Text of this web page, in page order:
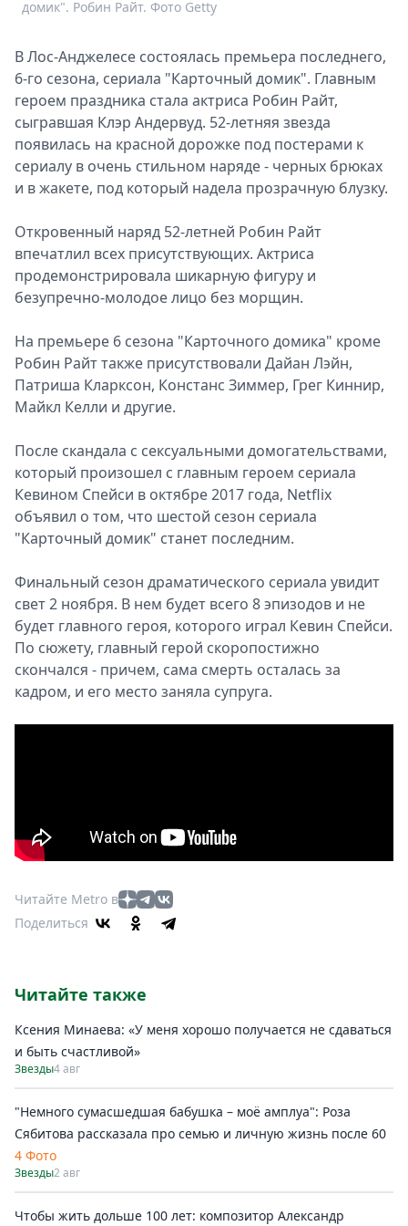
домик". Робин Райт. Фото Getty
В Лос-Анджелесе состоялась премьера последнего,
6-го сезона, сериала "Карточный домик". Главным
героем праздника стала актриса Робин Райт,
сыгравшая Клэр Андервуд. 52-летняя звезда
появилась на красной дорожке под постерами к
сериалу в очень стильном наряде - черных брюках
и в жакете, под который надела прозрачную блузку.
Откровенный наряд 52-летней Робин Райт
впечатлил всех присутствующих. Актриса
продемонстрировала шикарную фигуру и
безупречно-молодое лицо без морщин.
На премьере 6 сезона "Карточного домика" кроме
Робин Райт также присутствовали Дайан Лэйн,
Патриша Кларксон, Констанс Зиммер, Грег Киннир,
Майкл Келли и другие.
После скандала с сексуальными домогательствами,
который произошел с главным героем сериала
Кевином Спейси в октябре 2017 года, Netflix
объявил о том, что шестой сезон сериала
"Карточный домик" станет последним.
Финальный сезон драматического сериала увидит
свет 2 ноября. В нем будет всего 8 эпизодов и не
будет главного героя, которого играл Кевин Спейси.
По сюжету, главный герой скоропостижно
скончался - причем, сама смерть осталась за
кадром, и его место заняла супруга.
Читайте Metro в
Поделиться
Читайте также
Ксения Минаева: «У меня хорошо получается не сдаваться
и быть счастливой»
Звезды4 авг
"Немного сумасшедшая бабушка – моё амплуа": Роза
Сябитова рассказала про семью и личную жизнь после 60
4 Фото
Звезды2 авг
Чтобы жить дольше 100 лет: композитор Александр